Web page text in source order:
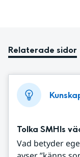
Relaterade sidor
Tolka SMHIs
Vad betyder